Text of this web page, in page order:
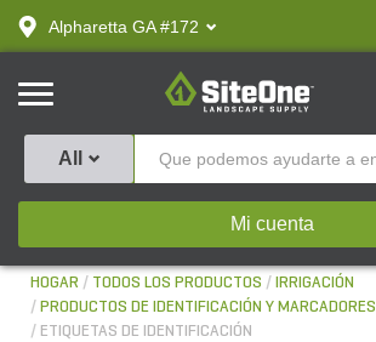
text.skipToContent
text.skipToNavigation
Alpharetta GA #172
SiteOne
All
Mi cuenta
HOGAR TODOS LOS PRODUCTOS
IRRIGACIÓN
PRODUCTOS DE IDENTIFICACIÓN Y MARCADORES
ETIQUETAS DE IDENTIFICACIÓN